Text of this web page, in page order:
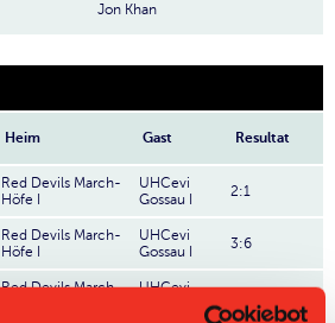
Jon Khan
Heim Gast Resultat
Red Devils March-
Höfe I
UHCevi
Gossau I
2:1
Red Devils March-
Höfe I
UHCevi
Gossau I
3:6
Red Devils March-
UHCevi